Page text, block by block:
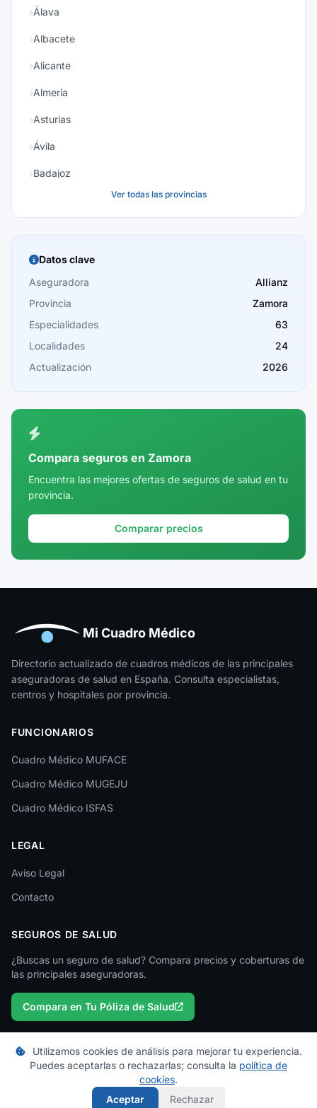
Álava
Albacete
Alicante
Almería
Asturias
Ávila
Badajoz
Burgos
Cáceres
Cádiz
Cantabria
Castellón
Córdoba
Cuenca
Girona
Huesca
Jaén
La Rioja
León
Lleida
Lugo
Málaga
Melilla
Murcia
Palencia
Pontevedra
Salamanca
Santa Cruz de Tenerife
Ver todas las provincias
Datos clave
Aseguradora
Allianz
Provincia
Zamora
Especialidades
63
Localidades
24
Actualización
2026
Compara seguros en Zamora
Encuentra las mejores ofertas de seguros de salud en tu
provincia.
Comparar precios
Mi Cuadro Médico
Directorio actualizado de cuadros médicos de las principales
aseguradoras de salud en España. Consulta especialistas,
centros y hospitales por provincia.
FUNCIONARIOS
Cuadro Médico MUFACE
Cuadro Médico MUGEJU
Cuadro Médico ISFAS
LEGAL
Aviso Legal
Contacto
SEGUROS DE SALUD
¿Buscas un seguro de salud? Compara precios y coberturas de
las principales aseguradoras.
Compara en Tu Póliza de Salud
© 2026 micuadromedico.es — Un proyecto de
Los cuadros médicos se actualizan periódicamente. Consulta con tu
aseguradora para información oficial.
Utilizamos cookies de análisis para mejorar tu experiencia.
Puedes aceptarlas o rechazarlas; consulta la política de
cookies.
Aceptar
Rechazar